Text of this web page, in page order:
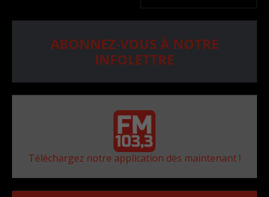
ABONNEZ-VOUS À NOTRE
INFOLETTRE
Téléchargez notre application dès maintenant !